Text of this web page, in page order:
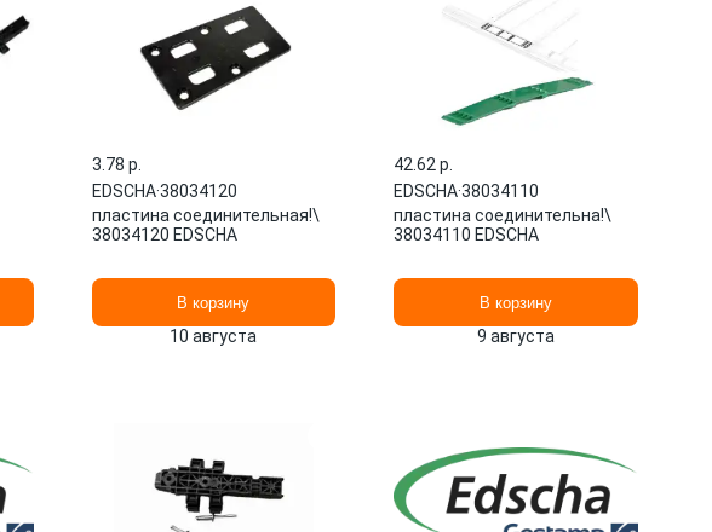
3.78 p.
EDSCHA·38034120
пластина соединительная!\
38034120 EDSCHA
В корзину
10 августа
42.62 p.
EDSCHA·38034110
пластина соединительна!\
38034110 EDSCHA
В корзину
9 августа